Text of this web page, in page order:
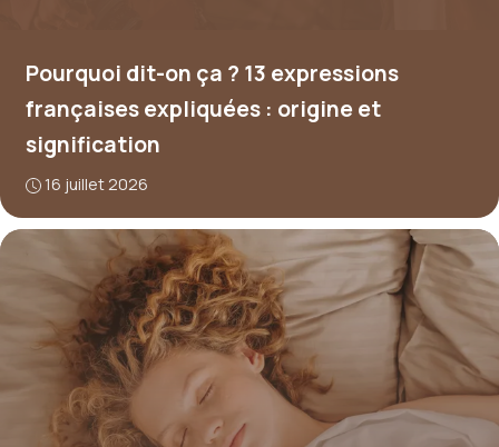
Pourquoi dit-on ça ? 13 expressions
françaises expliquées : origine et
signification
16 juillet 2026